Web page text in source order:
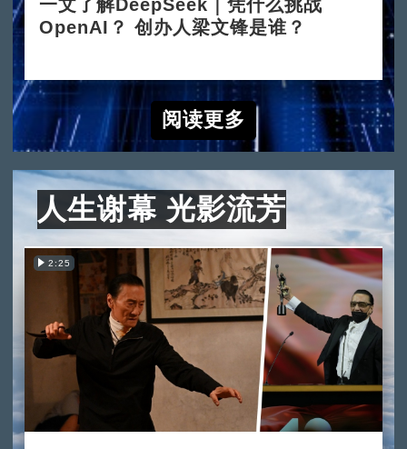
一文了解DeepSeek｜凭什么挑战
OpenAI？ 创办人梁文锋是谁？
阅读更多
人生谢幕 光影流芳
2:25